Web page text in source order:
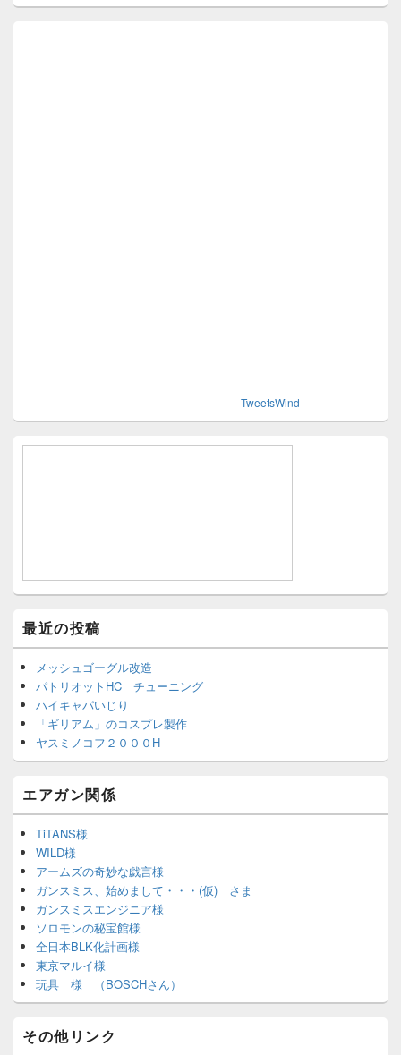
TweetsWind
最近の投稿
メッシュゴーグル改造
パトリオットHC チューニング
ハイキャパいじり
「ギリアム」のコスプレ製作
ヤスミノコフ２０００H
エアガン関係
TiTANS様
WILD様
アームズの奇妙な戯言様
ガンスミス、始めまして・・・(仮) さま
ガンスミスエンジニア様
ソロモンの秘宝館様
全日本BLK化計画様
東京マルイ様
玩具 様 （BOSCHさん）
その他リンク